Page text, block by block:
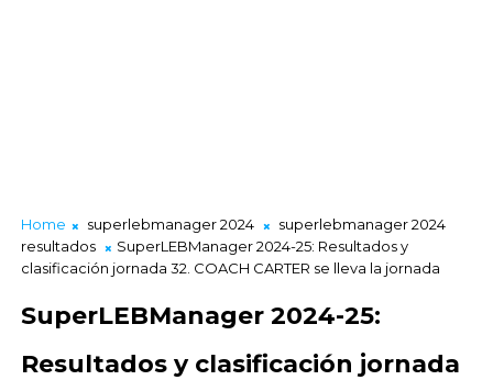
Home superlebmanager 2024
superlebmanager 2024
resultados
SuperLEBManager 2024-25: Resultados y
clasificación jornada 32. COACH CARTER se lleva la jornada
SuperLEBManager 2024-25:
Resultados y clasificación jornada